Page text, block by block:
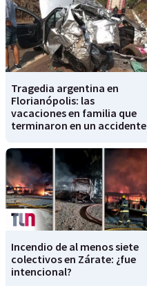
Tragedia argentina en
Florianópolis: las
vacaciones en familia que
terminaron en un accidente
Incendio de al menos siete
colectivos en Zárate: ¿fue
intencional?